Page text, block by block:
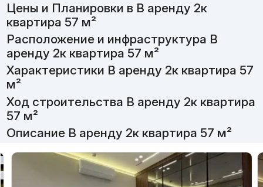
Цены и Планировки в В аренду 2к
квартира 57 м²
Расположение и инфраструктура В
аренду 2к квартира 57 м²
Характеристики В аренду 2к квартира 57
м²
Ход строительства В аренду 2к квартира
57 м²
Описание В аренду 2к квартира 57 м²